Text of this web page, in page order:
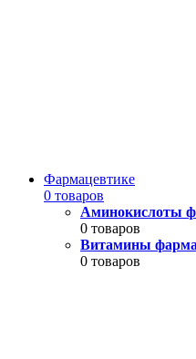
Фармацевтике
0 товаров
Аминокислоты
0 товаров
Витамины
0 товаров